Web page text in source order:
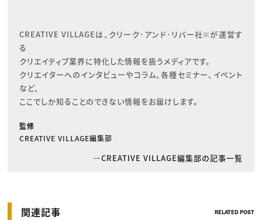
CREATIVE VILLAGEは、クリーク･アンド･リバー社※が運営す
る
クリエイティブ業界に特化した情報を扱うメディアです。
クリエイターへのインタビューやコラム、各種セミナー、イベント
など、
ここでしか知ることのできない情報をお届けします。
監修
CREATIVE VILLAGE編集部
CREATIVE VILLAGE編集部の記事一覧
関連記事 RELATED POST